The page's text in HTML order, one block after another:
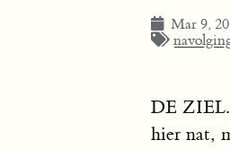
Mar 9,
DE
hier nat,